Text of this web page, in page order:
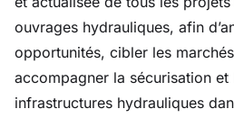
ouvrages hydrauliques, afin
opportunités, cibler les
accompagner la sécurisation
infrastructures hydrauliques